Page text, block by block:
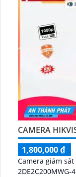
CAMERA
1,800,000 ₫
Camera giám